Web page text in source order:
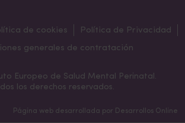
de cookies
Política de Privacidad
generales de contratación
Europeo de Salud Mental Perinatal.
los derechos reservados.
Página web desarrollada por Desarrollos Online